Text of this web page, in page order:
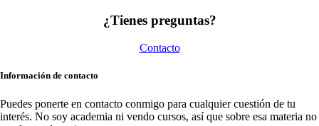
¿Tienes preguntas?
Contacto
Información de contacto
Puedes ponerte en contacto conmigo para cualquier cuestión de tu
interés. No soy academia ni vendo cursos, así que sobre esa materia no